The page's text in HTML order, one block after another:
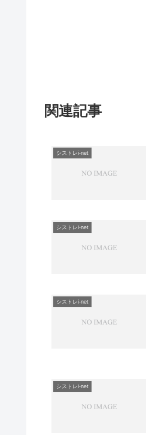
関連記事
シストレi-net
シストレi-net
シストレi-net
シストレi-net